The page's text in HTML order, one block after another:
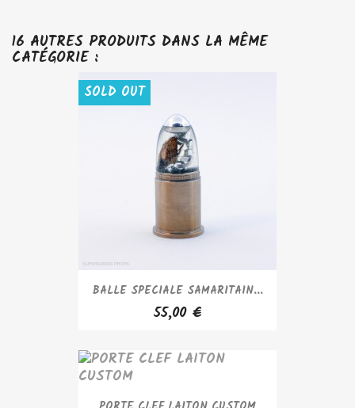
16 AUTRES PRODUITS DANS LA MÊME
CATÉGORIE :
BALLE SPECIALE SAMARITAIN...
55,00 €
SOLD OUT